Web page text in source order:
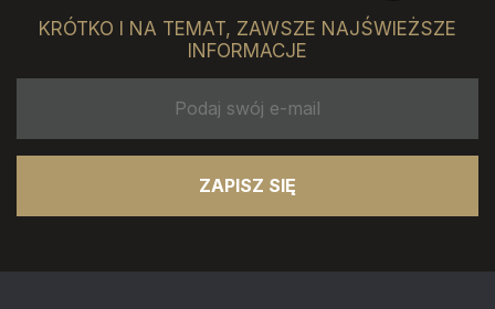
KRÓTKO I NA TEMAT, ZAWSZE NAJŚWIEŻSZE
INFORMACJE
ZAPISZ SIĘ